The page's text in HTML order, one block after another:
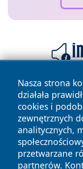
Nasza strona
działała
cookies i
zewnętrznych
analitycznych,
przetwarzane
partnerów.
Copyright © 2026
zastrzeżone.